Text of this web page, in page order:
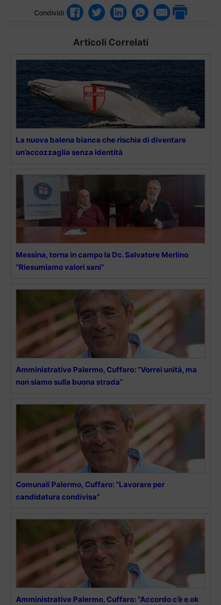
Condividi
Articoli Correlati
La nuova balena bianca che rischia di diventare
un’accozzaglia senza identità
Messina, torna in campo la Dc. Salvatore Merlino
“Riesumiamo valori sani”
Amministrative Palermo, Cuffaro: “Vorrei unità, ma
non siamo sulla buona strada”
Comunali Palermo, Cuffaro: “Lavorare per
candidatura condivisa”
Amministrative Palermo, Cuffaro: “Accordo c’è e ok